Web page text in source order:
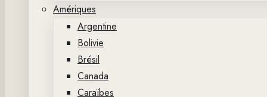
Amériques
Argentine
Bolivie
Brésil
Canada
Caraïbes